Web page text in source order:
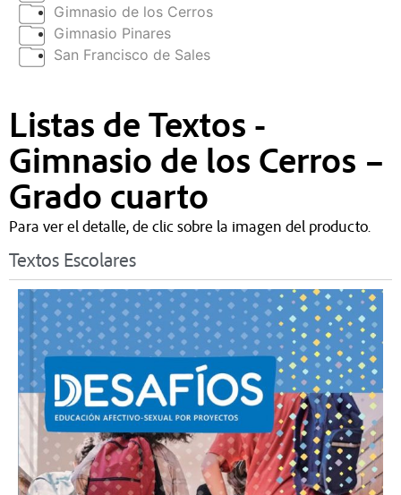
Gimnasio de los Cerros
Gimnasio Pinares
San Francisco de Sales
Listas de Textos -
Gimnasio de los Cerros –
Grado cuarto
Para ver el detalle, de clic sobre la imagen del producto.
Textos Escolares